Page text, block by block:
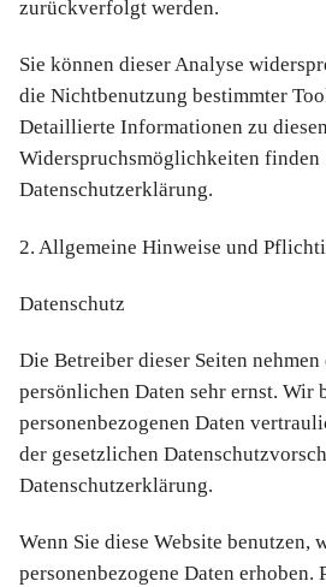
zurückverfolgt werden.
Sie können dieser Analyse
die Nichtbenutzung bestimmter
Detaillierte Informationen zu
Widerspruchsmöglichkeiten finden
Datenschutzerklärung.
2. Allgemeine Hinweise und
Datenschutz
Die Betreiber dieser Seiten
persönlichen Daten sehr ernst. Wir
personenbezogenen Daten
der gesetzlichen
Datenschutzerklärung.
Wenn Sie diese Website benutzen,
personenbezogene Daten erhoben.